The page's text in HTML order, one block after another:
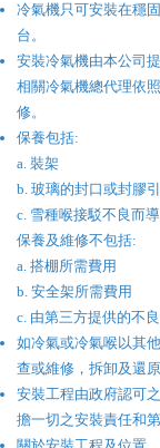
冷氣機只可安裝在穩
台。
安裝冷氣機由本公司
相關冷氣機總代理依
修。
保養包括:
a. 裝架
b. 玻璃的封口或封膠
c. 雪種喉接駁不良而
保養及維修不包括:
a. 搭棚所需費用
b. 安全架所需費用
c. 由第三方提供的不
如冷氣或冷氣喉以其
查或維修，拆卸及還
安裝工程由政府認可
擔一切之安裝責任和第